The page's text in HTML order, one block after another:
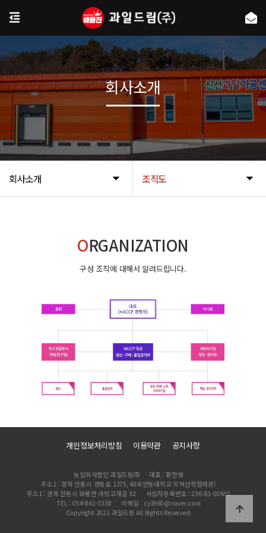
회사소개 조직도
회사소개
ORGANIZATION
구성 조직에 대해서 알려드립니다.
개인정보처리방침 이용약관 공지사항
농업회사법인 과일드림㈜
대표 : 황찬영
주소1 : 경북 안동시 경동로 1375, 404(안동대학교 지역산학협력관)
주소1 : 경북 안동시 와룡면 아방고개길 32
사업자등록번호 : 236-81-00646
TEL : 054-841-3338
이메일 : cy1960@naver.com
Copyright 2021 과일드림 All Rights Reserved.